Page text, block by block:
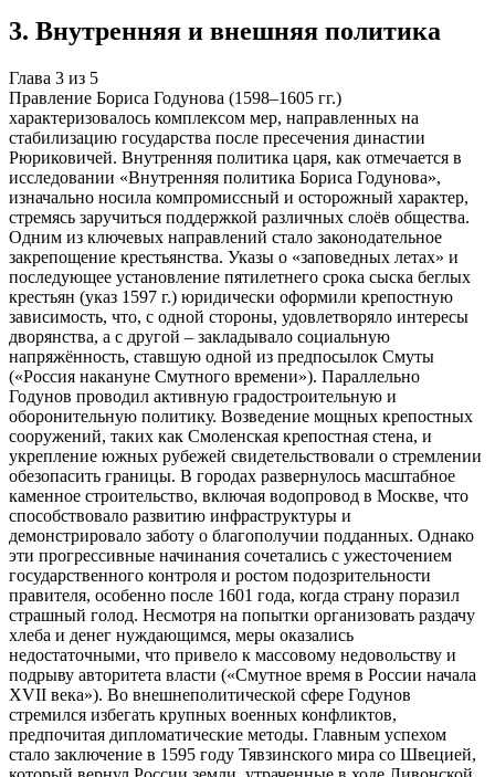
3. Внутренняя и внешняя политика
Глава 3 из 5
Правление Бориса Годунова (1598–1605 гг.)
характеризовалось комплексом мер, направленных на
стабилизацию государства после пресечения династии
Рюриковичей. Внутренняя политика царя, как отмечается в
исследовании «Внутренняя политика Бориса Годунова»,
изначально носила компромиссный и осторожный характер,
стремясь заручиться поддержкой различных слоёв общества.
Одним из ключевых направлений стало законодательное
закрепощение крестьянства. Указы о «заповедных летах» и
последующее установление пятилетнего срока сыска беглых
крестьян (указ 1597 г.) юридически оформили крепостную
зависимость, что, с одной стороны, удовлетворяло интересы
дворянства, а с другой – закладывало социальную
напряжённость, ставшую одной из предпосылок Смуты
(«Россия накануне Смутного времени»). Параллельно
Годунов проводил активную градостроительную и
оборонительную политику. Возведение мощных крепостных
сооружений, таких как Смоленская крепостная стена, и
укрепление южных рубежей свидетельствовали о стремлении
обезопасить границы. В городах развернулось масштабное
каменное строительство, включая водопровод в Москве, что
способствовало развитию инфраструктуры и
демонстрировало заботу о благополучии подданных. Однако
эти прогрессивные начинания сочетались с ужесточением
государственного контроля и ростом подозрительности
правителя, особенно после 1601 года, когда страну поразил
страшный голод. Несмотря на попытки организовать раздачу
хлеба и денег нуждающимся, меры оказались
недостаточными, что привело к массовому недовольству и
подрыву авторитета власти («Смутное время в России начала
XVII века»). Во внешнеполитической сфере Годунов
стремился избегать крупных военных конфликтов,
предпочитая дипломатические методы. Главным успехом
стало заключение в 1595 году Тявзинского мира со Швецией,